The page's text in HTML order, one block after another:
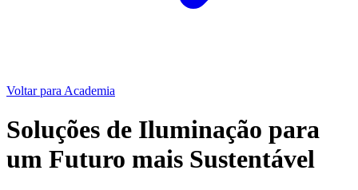
Voltar para Academia
Soluções de Iluminação para
um Futuro mais Sustentável